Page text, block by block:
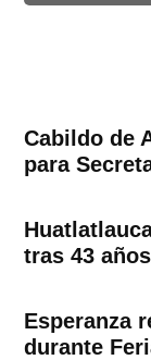
Cabildo de
para
tras 43 años
Esperanza
durante